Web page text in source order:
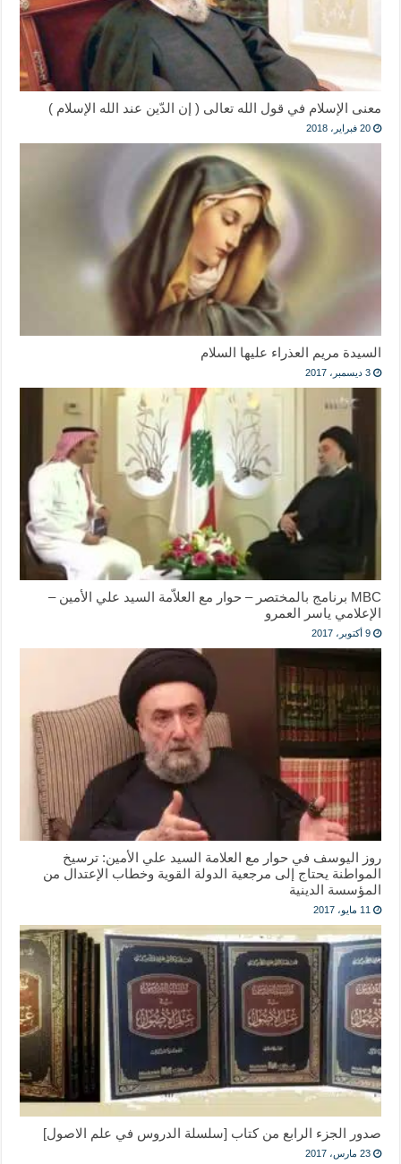
معنى الإسلام في قول الله تعالى ( إن الدّين عند الله الإسلام )
20 فبراير، 2018
السيدة مريم العذراء عليها السلام
3 ديسمبر، 2017
MBC برنامج بالمختصر – حوار مع العلاّمة السيد علي الأمين –
الإعلامي ياسر العمرو
9 أكتوبر، 2017
روز اليوسف في حوار مع العلامة السيد علي الأمين: ترسيخ
المواطنة يحتاج إلى مرجعية الدولة القوية وخطاب الإعتدال من
المؤسسة الدينية
11 مايو، 2017
صدور الجزء الرابع من كتاب [سلسلة الدروس في علم الاصول]
23 مارس، 2017